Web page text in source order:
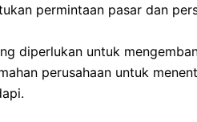
permintaan pasar dan
diperlukan untuk
perusahaan untuk